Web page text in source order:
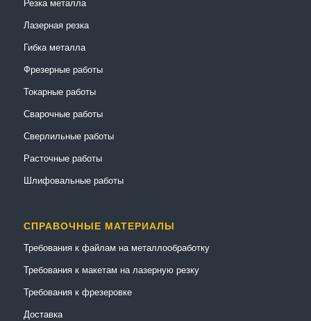
Лазерная резка
Гибка металла
Фрезерные работы
Токарные работы
Сварочные работы
Сверлильные работы
Расточные работы
Шлифовальные работы
СПРАВОЧНЫЕ МАТЕРИАЛЫ
Требования к файлам на металлообработку
Требования к макетам на лазерную резку
Требования к фрезеровке
Доставка